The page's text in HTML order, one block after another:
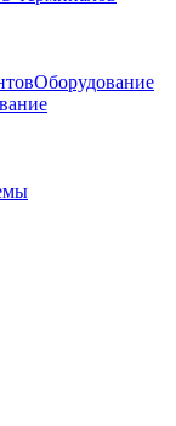
Оборудование